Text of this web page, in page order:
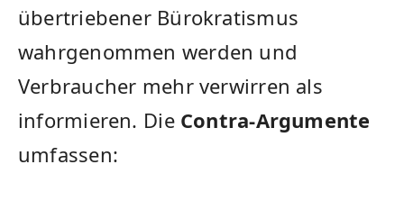
übertriebener Bürokratismus
wahrgenommen werden und
Verbraucher⁢ mehr verwirren als
informieren.⁢ Die Contra-Argumente
umfassen: